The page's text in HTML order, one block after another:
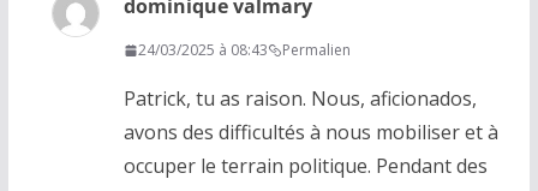
dominique valmary
24/03/2025 à 08:43 Permalien
Patrick, tu as raison. Nous, aficionados,
avons des difficultés à nous mobiliser et à
occuper le terrain politique. Pendant des